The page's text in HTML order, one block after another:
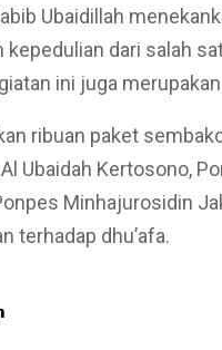
Ubaidillah
kepedulian dari salah
ini juga
ribuan paket
Ubaidah Kertosono,
Minhajurosidin
terhadap dhu’afa.